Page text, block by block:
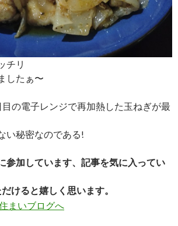
チリ
したぁ〜
の電子レンジで再加熱した玉ねぎが最
い秘密なのである!
参加しています、記事を気に入ってい
けると嬉しく思います。